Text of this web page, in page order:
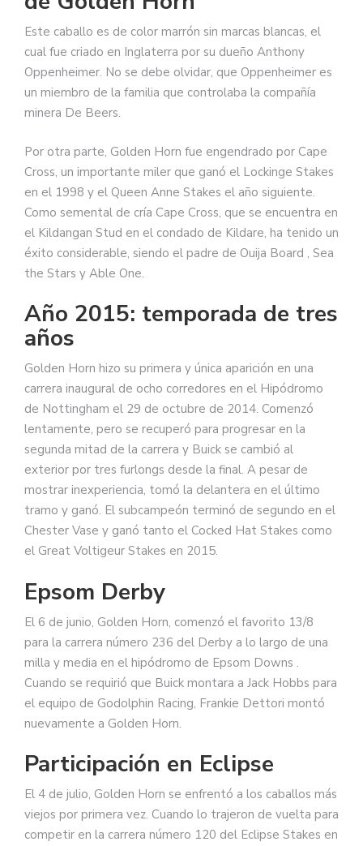
Este caballo es de color marrón sin marcas blancas, el
cual fue criado en Inglaterra por su dueño Anthony
Oppenheimer. No se debe olvidar, que Oppenheimer es
un miembro de la familia que controlaba la compañía
minera De Beers.
Por otra parte, Golden Horn fue engendrado por Cape
Cross, un importante miler que ganó el Lockinge Stakes
en el 1998 y el Queen Anne Stakes el año siguiente.
Como semental de cría Cape Cross, que se encuentra en
el Kildangan Stud en el condado de Kildare, ha tenido un
éxito considerable, siendo el padre de Ouija Board , Sea
the Stars y Able One.
Año 2015: temporada de tres
años
Golden Horn hizo su primera y única aparición en una
carrera inaugural de ocho corredores en el Hipódromo
de Nottingham el 29 de octubre de 2014. Comenzó
lentamente, pero se recuperó para progresar en la
segunda mitad de la carrera y Buick se cambió al
exterior por tres furlongs desde la final. A pesar de
mostrar inexperiencia, tomó la delantera en el último
tramo y ganó. El subcampeón terminó de segundo en el
Chester Vase y ganó tanto el Cocked Hat Stakes como
el Great Voltigeur Stakes en 2015.
Epsom Derby
El 6 de junio, Golden Horn, comenzó el favorito 13/8
para la carrera número 236 del Derby a lo largo de una
milla y media en el hipódromo de Epsom Downs .
Cuando se requirió que Buick montara a Jack Hobbs para
el equipo de Godolphin Racing, Frankie Dettori montó
nuevamente a Golden Horn.
Participación en Eclipse
El 4 de julio, Golden Horn se enfrentó a los caballos más
viejos por primera vez. Cuando lo trajeron de vuelta para
competir en la carrera número 120 del Eclipse Stakes en